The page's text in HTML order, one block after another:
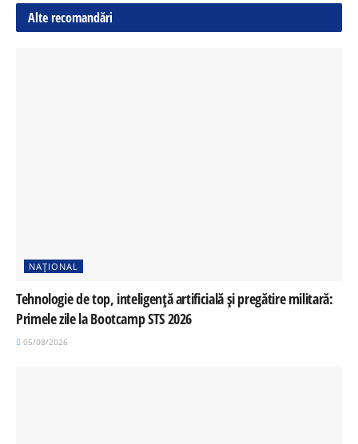
Alte recomandări
NAȚIONAL
Tehnologie de top, inteligență artificială și pregătire militară:
Primele zile la Bootcamp STS 2026
05/08/2026